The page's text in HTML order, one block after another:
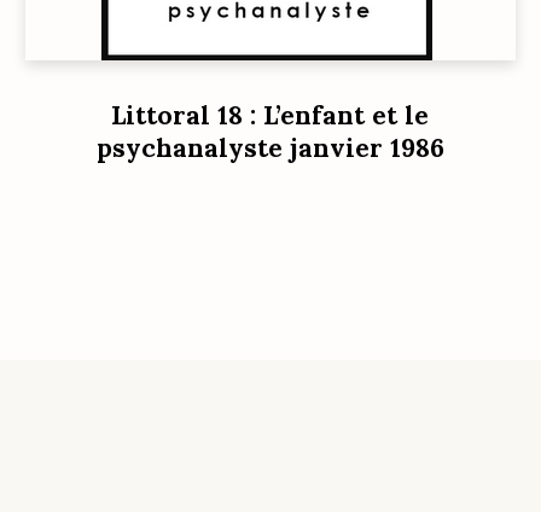
Littoral 18 : L’enfant et le
psychanalyste janvier 1986